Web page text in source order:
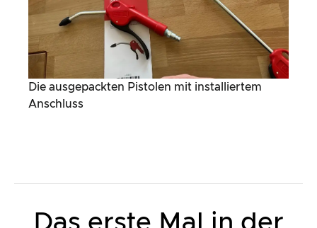
Die ausgepackten Pistolen mit installiertem
Anschluss